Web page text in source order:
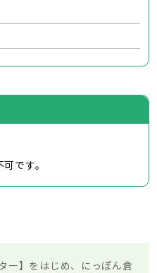
です。
ー】をはじめ、にっぽん倉